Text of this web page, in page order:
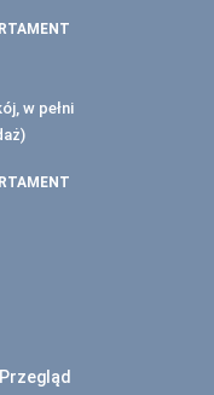
w pełni